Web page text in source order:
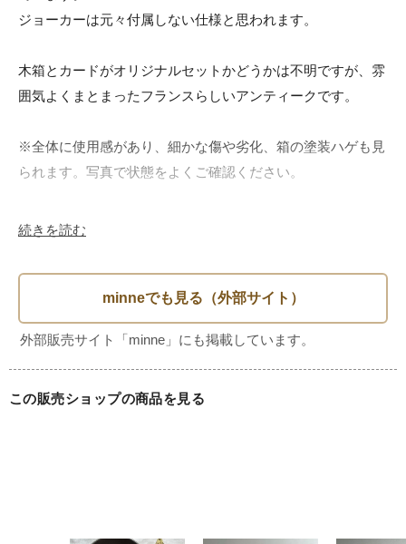
ジョーカーは元々付属しない仕様と思われます。
木箱とカードがオリジナルセットかどうかは不明ですが、雰
囲気よくまとまったフランスらしいアンティークです。
※全体に使用感があり、細かな傷や劣化、箱の塗装ハゲも見
られます。写真で状態をよくご確認ください。
・素材
カード: 紙製
・年代
1900年代初頭～中期
・サイズ
続きを読む
この販売ショップの商品を見る